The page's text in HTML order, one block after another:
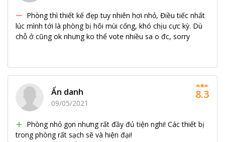
Phòng thì thiết kế đẹp tuy nhiên hơi nhỏ, Điều tiếc nhất
lúc mình tới là phòng bị hôi mùi cống, khó chịu cực kỳ. Dù
chỗ ở cũng ok nhưng ko thể vote nhiều sa o đc, sorry
Ẩn danh
09/05/2021
Phòng nhỏ gọn nhưng rất đầy đủ tiện nghi! Các thiết bị
trong phòng rất sạch sẽ và hiện đại!
8.3